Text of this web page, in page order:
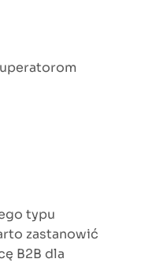
typu
zastanowić
B2B dla